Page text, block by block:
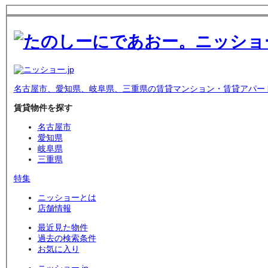
名古屋市、愛知県、岐阜県、三重県の賃貸マンション・賃貸アパー
賃貸物件を探す
名古屋市
愛知県
岐阜県
三重県
特集
ニッショーとは
店舗情報
最近見た物件
過去の検索条件
お気に入り